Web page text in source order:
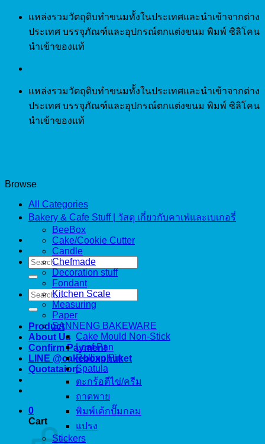
Skip
content
แหล่งรวมวัตถุดิบทำขนมทั้งในประเทศและนำเข้าจากต่าง
ประเทศ บรรจุภัณฑ์และอุปกรณ์ตกแต่งขนม พิมพ์ ซิลิโคน
นำเข้าของแท้
แหล่งรวมวัตถุดิบทำขนมทั้งในประเทศและนำเข้าจากต่าง
ประเทศ บรรจุภัณฑ์และอุปกรณ์ตกแต่งขนม พิมพ์ ซิลิโคน
นำเข้าของแท้
Search
for:
Search
for:
Product
About Us
Confirm Payment
LINE @cakeboxphuket
Quotataion
0
Cart
Browse
All Categories
Bakery & Cafe Stuff | วัสดุ เกี่ยวกับคาเฟ่และเบเกอรี่
BeeBox
Cake/Cookie Cutter
Candle
Chefmade
Decoration stuff
Fondant
Kitchen Scale
Measuring
Paper
SANNENG BAKEWARE
Cake Mould Non-Stick
Loaf Pan
Rolling Pin
Spatula
ตะกร้อตีไข่/ครีม
ถาดพาย
พิมพ์เค้กปั๊มกลม
แปรง
Stickers